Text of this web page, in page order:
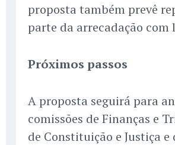
proposta também prevê
parte da arrecadação com
Próximos passos
A proposta seguirá para
comissões de Finanças e
de Constituição e Justiça e